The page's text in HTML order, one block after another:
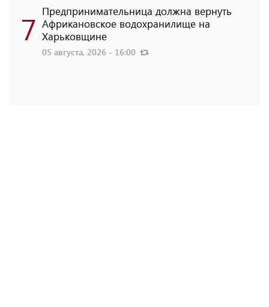
7 Предпринимательница должна вернуть
Африкановское водохранилище на
Харьковщине
05 августа, 2026 - 16:00